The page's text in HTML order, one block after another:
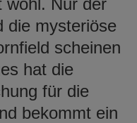
wohl. Nur der
die mysteriöse
scheinen
hat die
für die
bekommt ein